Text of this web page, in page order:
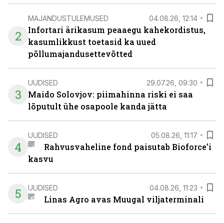
2
MAJANDUSTULEMUSED 04.08.26, 12:14
Infortari ärikasum peaaegu kahekordistus,
kasumlikkust toetasid ka uued
põllumajandusettevõtted
3
UUDISED 29.07.26, 09:30
Maido Solovjov: piimahinna riski ei saa
lõputult ühe osapoole kanda jätta
4
UUDISED 05.08.26, 11:17
Rahvusvaheline fond paisutab Bioforce’i
kasvu
5 UUDISED 04.08.26, 11:23
Linas Agro avas Muugal viljaterminali